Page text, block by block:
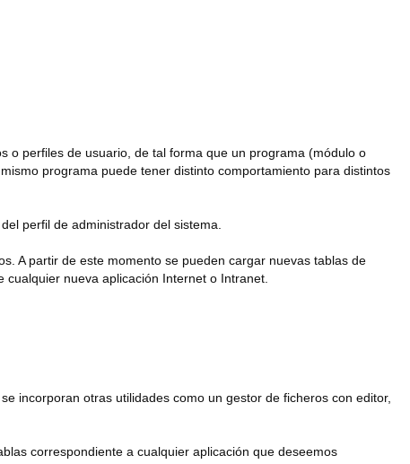
o perfiles de usuario, de tal forma que un programa (módulo o
programa puede tener distinto comportamiento para distintos
perfil de administrador del sistema.
A partir de este momento se pueden cargar nuevas tablas de
nueva aplicación Internet o Intranet.
incorporan otras utilidades como un gestor de ficheros con editor,
correspondiente a cualquier aplicación que deseemos